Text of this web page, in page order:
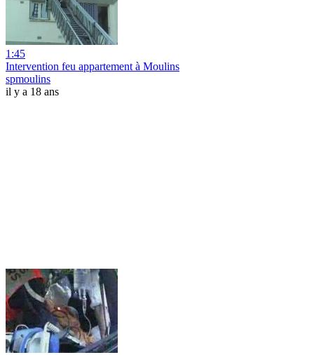
1:45
Intervention feu appartement à Moulins
spmoulins
il y a 18 ans